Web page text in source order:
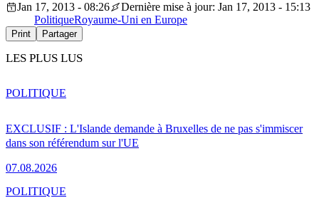
Jan 17, 2013 - 08:26
Dernière mise à jour: Jan 17, 2013 - 15:13
PolitiqueRoyaume-Uni en Europe
Print Partager
LES PLUS LUS
EXCLUSIF : L'Islande demande à Bruxelles de ne pas s'immiscer
dans son référendum sur l'UE
07.08.2026
POLITIQUE
POLITIQUE